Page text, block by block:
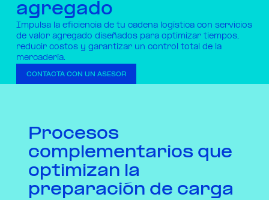
agregado
Impulsa la eficiencia de tu cadena logística con servicios
de valor agregado diseñados para optimizar tiempos,
reducir costos y garantizar un control total de la
mercadería.
CONTACTA CON UN ASESOR
Procesos
complementarios que
optimizan la
preparación de carga